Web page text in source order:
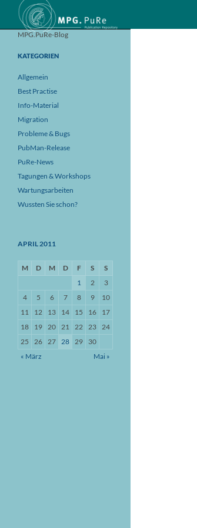
Suchen
MPG.PuRe-Blog
KATEGORIEN
Allgemein
Best Practise
Info-Material
Migration
Probleme & Bugs
PubMan-Release
PuRe-News
Tagungen & Workshops
Wartungsarbeiten
Wussten Sie schon?
APRIL 2011
M D M D F S
S
1
2
3
4
5 6 7 8 9
10
11
12 13 14 15 16
17
18
19 20 21 22 23 24
25
26 27 28 29
30
« März
Mai »